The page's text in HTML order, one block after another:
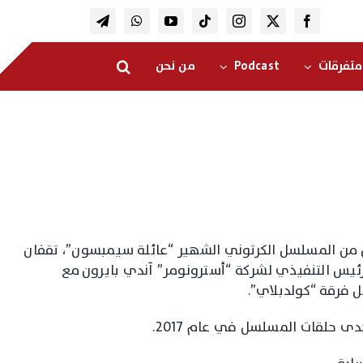
متفرقات Podcast من نحن
المسلسل الكرتوني الشهير “عائلة سيمبسون”، تقفان
التنفيذي لشركة “أسترونومر” آندي بايرون مع
فرقة “كولدبلاي”.
حلقات المسلسل في عام 2017.